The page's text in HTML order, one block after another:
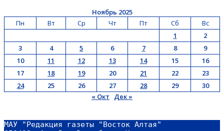
Ноябрь 2025
Пн
Вт Ср Чт Пт Сб
Вс
1
2
3
4 5 6 7 8
9
10
11 12 13 14 15
16
17
18 19 20 21 22
23
24
25 26 27 28 29
30
« Окт
Дек »
МАУ "Редакция газеты "Восток Алтая"